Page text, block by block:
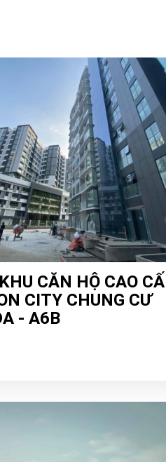
CĂN HỘ CAO
CITY CHUNG CƯ
- A6B